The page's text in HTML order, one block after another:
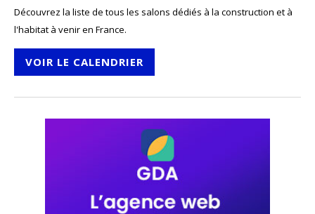
Découvrez la liste de tous les salons dédiés à la construction et à
l'habitat à venir en France.
VOIR LE CALENDRIER